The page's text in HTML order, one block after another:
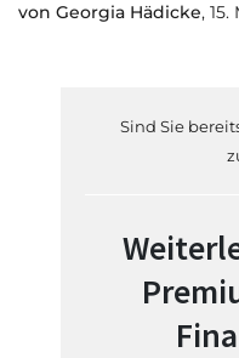
von Georgia Hädicke, 15.
Sind Sie